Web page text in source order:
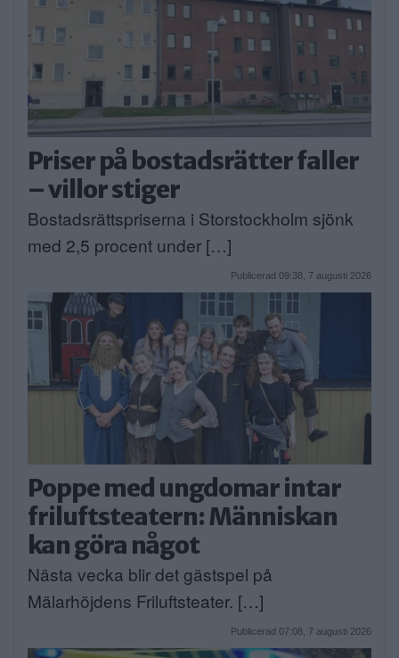
Priser på bostadsrätter faller
– villor stiger
Bostadsrättspriserna i Storstockholm sjönk
med 2,5 procent under […]
Publicerad 09:38, 7 augusti 2026
Poppe med ungdomar intar
friluftsteatern: Människan
kan göra något
Nästa vecka blir det gästspel på
Mälarhöjdens Friluftsteater. […]
Publicerad 07:08, 7 augusti 2026